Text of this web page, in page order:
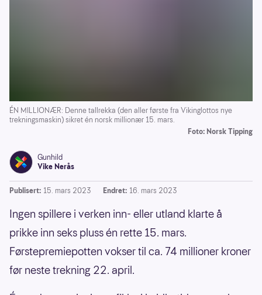
ÉN MILLIONÆR: Denne tallrekka (den aller første fra Vikinglottos nye
trekningsmaskin) sikret én norsk millionær 15. mars.
Foto: Norsk Tipping
Gunhild
Vike Nerås
Publisert: 15. mars 2023 Endret: 16. mars 2023
Ingen spillere i verken inn- eller utland klarte å
prikke inn seks pluss én rette 15. mars.
Førstepremiepotten vokser til ca. 74 millioner kroner
før neste trekning 22. april.